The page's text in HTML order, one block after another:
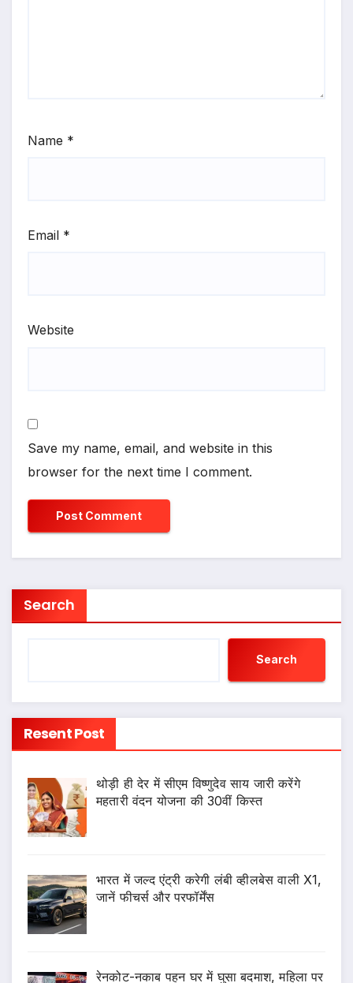
Name *
Email *
Website
Save my name, email, and website in this
browser for the next time I comment.
Search
Search
Resent Post
थोड़ी ही देर में सीएम विष्णुदेव साय जारी करेंगे
महतारी वंदन योजना की 30वीं किस्त
भारत में जल्द एंट्री करेगी लंबी व्हीलबेस वाली X1,
जानें फीचर्स और परफॉर्मेंस
रेनकोट-नकाब पहन घर में घुसा बदमाश, महिला पर